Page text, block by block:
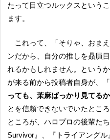
たって目立つルックスという
ます。
これって、「そりゃ、おまえはBerryz工房の頃からのファ
ンだから、自分の推しを贔屓
れるかもしれません。という
が来る前から投稿者自身が、「
っても、茉麻ばっかり見てる
とを信頼できないでいたところ
ところが、ハロプロの後輩た
Survivor』、『トライアング